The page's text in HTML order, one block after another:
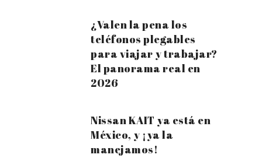
¿Valen la pena los
teléfonos plegables
para viajar y trabajar?
El panorama real en
2026
Nissan KAIT ya está en
México, y ¡ya la
manejamos!